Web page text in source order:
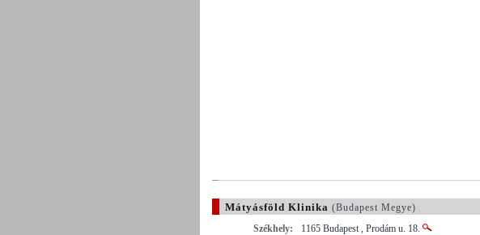
Mátyásföld Klinika (Budapest Megye)
Székhely:
1165 Budapest , Prodám u. 18.